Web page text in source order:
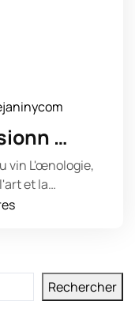
…
vin L'œnologie,
et la…
Rechercher